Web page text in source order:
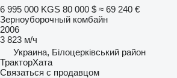
6 995 000 KGS 80 000 $ ≈ 69 240 €
Зерноуборочный комбайн
2006
3 823 м/ч
Украина, Білоцерківський район
ТракторХата
Связаться с продавцом